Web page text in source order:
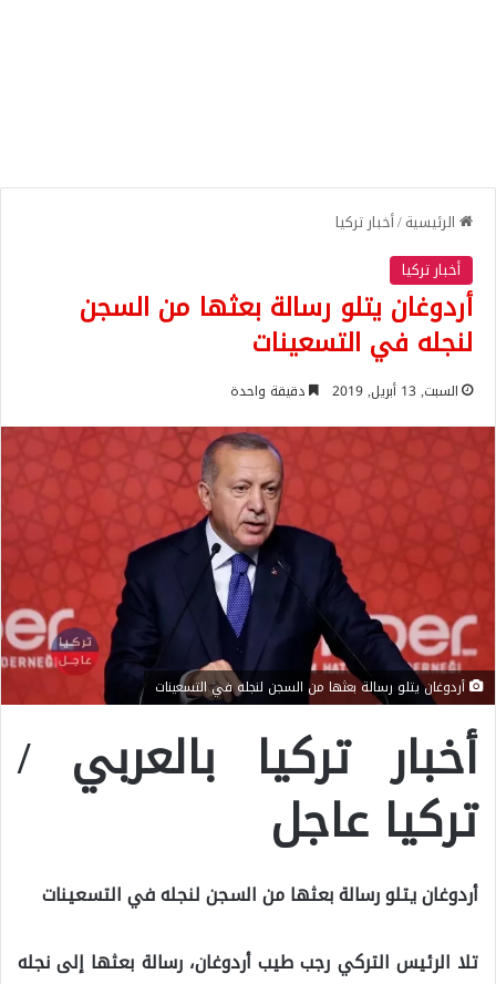
الرئيسية/أخبار تركيا
أخبار تركيا
أردوغان يتلو رسالة بعثها من السجن
لنجله في التسعينات
السبت, 13 أبريل, 2019 دقيقة واحدة
أردوغان يتلو رسالة بعثها من السجن لنجله في التسعينات
أخبار تركيا بالعربي /
تركيا عاجل
أردوغان يتلو رسالة بعثها من السجن لنجله في التسعينات
تلا الرئيس التركي رجب طيب أردوغان، رسالة بعثها إلى نجله